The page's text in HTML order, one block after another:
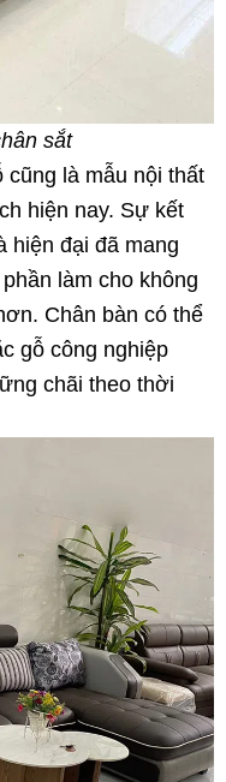
sắt
cũng là mẫu nội thất
hiện nay. Sự kết
hiện đại đã mang
làm cho không
Chân bàn có thể
gỗ công nghiệp
chãi theo thời